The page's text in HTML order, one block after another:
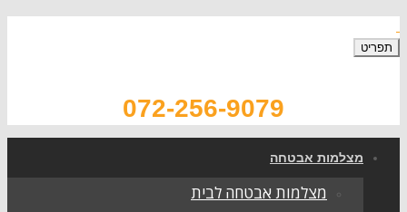
072-256-9079
אבטחה
מצלמות אבטחה לבית